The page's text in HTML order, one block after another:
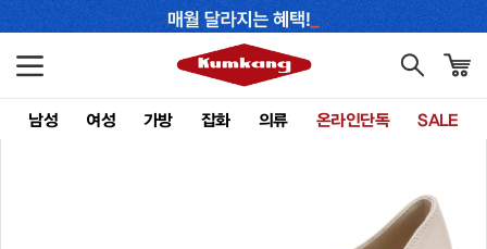
남성 여성 가방 잡화 의류 온라인단독 SALE